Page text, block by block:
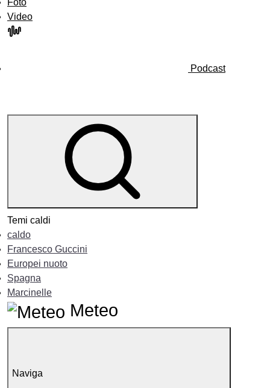
Foto
Video
Podcast
Temi caldi
caldo
Francesco Guccini
Europei nuoto
Spagna
Marcinelle
Meteo
Naviga